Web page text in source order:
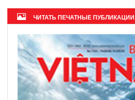
ЧИТАТЬ ПЕЧАТНЫЕ ПУБЛИКАЦИИ